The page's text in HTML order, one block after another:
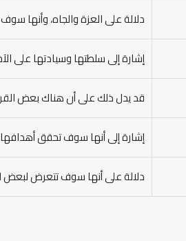
دلالة على العزة والجاه، وأنها
إشارة إلى سلطتها وسيادتها على
قد يدل ذلك على أن هناك بعض
إشارة إلى أنها سوف تحقق
دلالة على أنها سوف تتعرض لبعض